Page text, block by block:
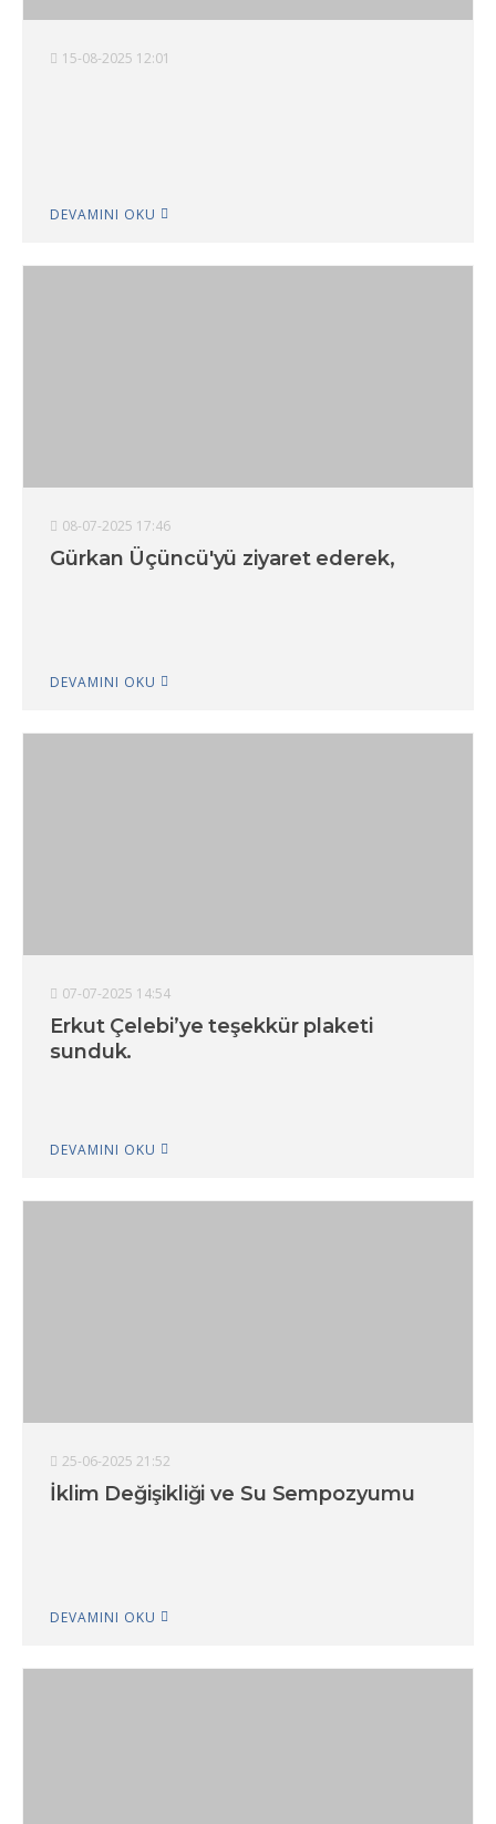
15-08-2025 12:01
DEVAMINI OKU
08-07-2025 17:46
Gürkan Üçüncü'yü ziyaret ederek,
DEVAMINI OKU
07-07-2025 14:54
Erkut Çelebi’ye teşekkür plaketi
sunduk.
DEVAMINI OKU
25-06-2025 21:52
İklim Değişikliği ve Su Sempozyumu
DEVAMINI OKU